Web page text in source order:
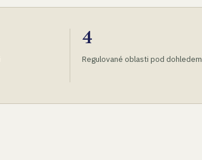
4
Regulované oblasti pod dohledem